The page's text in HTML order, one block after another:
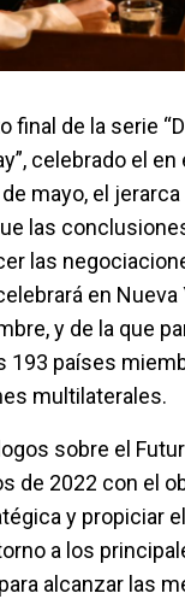
final de la serie
celebrado el en
mayo, el
las
las
en Nueva
y de la que
193 países
multilaterales.
sobre el
de 2022 con el
y propiciar
a los
alcanzar las